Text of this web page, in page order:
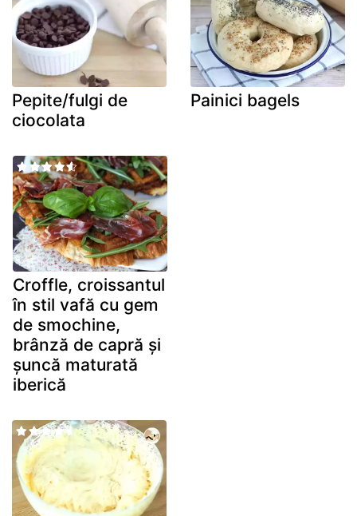
Pepite/fulgi de
ciocolata
Painici bagels
Croffle, croissantul
în stil vafă cu gem
de smochine,
brânză de capră și
șuncă maturată
iberică